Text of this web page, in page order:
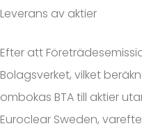
Leverans av aktier
Efter att
Bolagsverket, vilket
ombokas BTA till aktier
Euroclear Sweden,